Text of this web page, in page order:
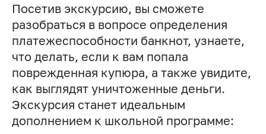
Посетив экскурсию, вы сможете
разобраться в вопросе определения
платежеспособности банкнот, узнаете,
что делать, если к вам попала
поврежденная купюра, а также увидите,
как выглядят уничтоженные деньги.
Экскурсия станет идеальным
дополнением к школьной программе: